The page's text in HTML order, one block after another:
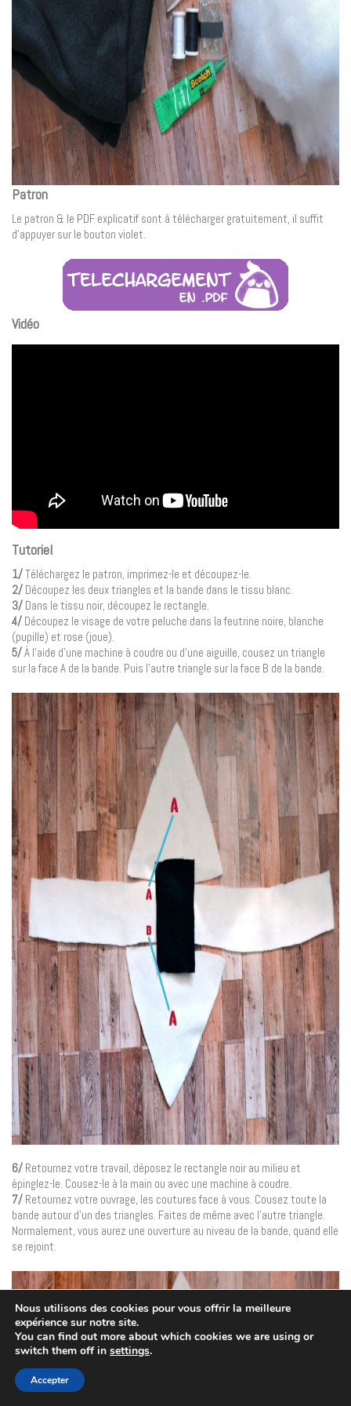
Patron
Le patron & le PDF explicatif sont à télécharger gratuitement, il suffit
d’appuyer sur le bouton violet.
Vidéo
Tutoriel
1/Téléchargez le patron, imprimez-le et découpez-le.
2/ Découpez les deux triangles et la bande dans le tissu blanc.
3/ Dans le tissu noir, découpez le rectangle.
4/ Découpez le visage de votre peluche dans la feutrine noire, blanche
(pupille) et rose (joue).
5/À l’aide d’une machine à coudre ou d’une aiguille, cousez un triangle
sur la face A de la bande. Puis l’autre triangle sur la face B de la bande.
6/ Retournez votre travail, déposez le rectangle noir au milieu et
épinglez-le. Cousez-le à la main ou avec une machine à coudre.
7/ Retournez votre ouvrage, les coutures face à vous. Cousez toute la
bande autour d’un des triangles. Faites de même avec l’autre triangle.
Normalement, vous aurez une ouverture au niveau de la bande, quand elle
se rejoint.
Nous utilisons des cookies pour vous offrir la meilleure
expérience sur notre site.
You can find out more about which cookies we are using or
switch them off in settings.
Accepter